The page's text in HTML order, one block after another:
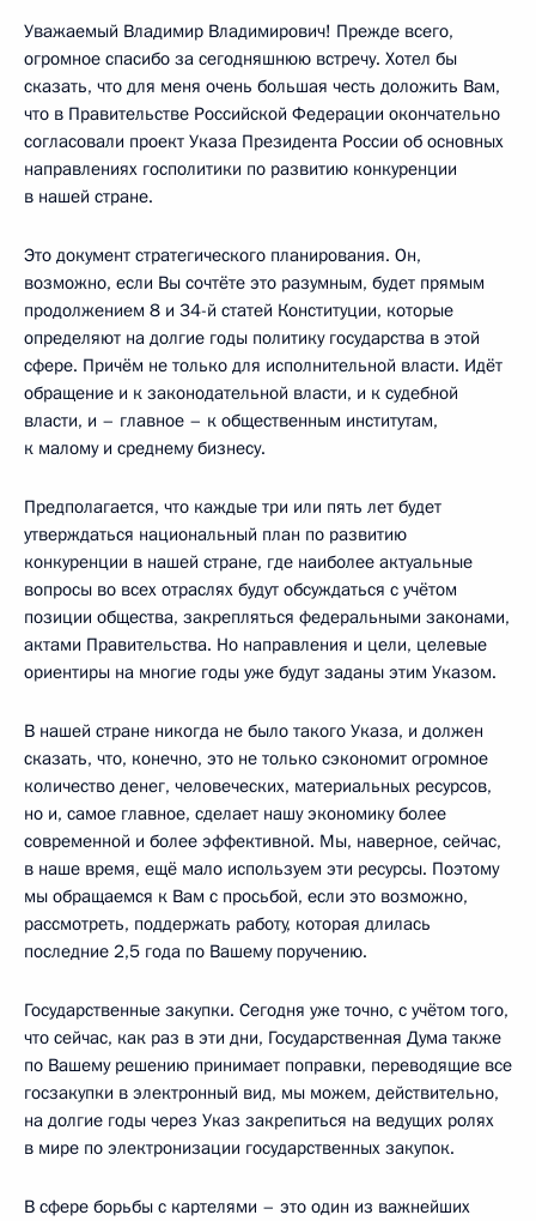
Уважаемый Владимир Владимирович! Прежде всего,
огромное спасибо за сегодняшнюю встречу. Хотел бы
сказать, что для меня очень большая честь доложить Вам,
что в Правительстве Российской Федерации окончательно
согласовали проект Указа Президента России об основных
направлениях госполитики по развитию конкуренции
в нашей стране.
Это документ стратегического планирования. Он,
возможно, если Вы сочтёте это разумным, будет прямым
продолжением 8 и 34-й статей Конституции, которые
определяют на долгие годы политику государства в этой
сфере. Причём не только для исполнительной власти. Идёт
обращение и к законодательной власти, и к судебной
власти, и – главное – к общественным институтам,
к малому и среднему бизнесу.
Предполагается, что каждые три или пять лет будет
утверждаться национальный план по развитию
конкуренции в нашей стране, где наиболее актуальные
вопросы во всех отраслях будут обсуждаться с учётом
позиции общества, закрепляться федеральными законами,
актами Правительства. Но направления и цели, целевые
ориентиры на многие годы уже будут заданы этим Указом.
В нашей стране никогда не было такого Указа, и должен
сказать, что, конечно, это не только сэкономит огромное
количество денег, человеческих, материальных ресурсов,
но и, самое главное, сделает нашу экономику более
современной и более эффективной. Мы, наверное, сейчас,
в наше время, ещё мало используем эти ресурсы. Поэтому
мы обращаемся к Вам с просьбой, если это возможно,
рассмотреть, поддержать работу, которая длилась
последние 2,5 года по Вашему поручению.
Государственные закупки. Сегодня уже точно, с учётом того,
что сейчас, как раз в эти дни, Государственная Дума также
по Вашему решению принимает поправки, переводящие все
госзакупки в электронный вид, мы можем, действительно,
на долгие годы через Указ закрепиться на ведущих ролях
в мире по электронизации государственных закупок.
В сфере борьбы с картелями – это один из важнейших